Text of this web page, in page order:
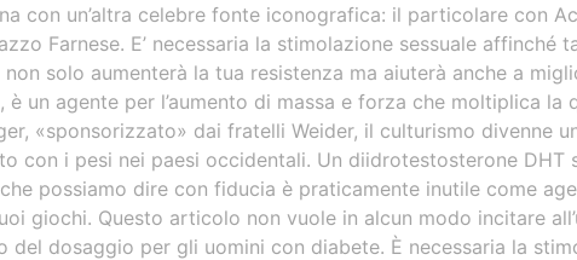
con un’altra celebre fonte iconografica: il particolare con
Farnese. E’ necessaria la stimolazione sessuale
non solo aumenterà la tua resistenza ma aiuterà anche a
è un agente per l’aumento di massa e forza che moltiplica
«sponsorizzato» dai fratelli Weider, il culturismo
con i pesi nei paesi occidentali. Un diidrotestosterone
possiamo dire con fiducia è praticamente inutile come
giochi. Questo articolo non vuole in alcun modo incitare
del dosaggio per gli uomini con diabete. È necessaria la